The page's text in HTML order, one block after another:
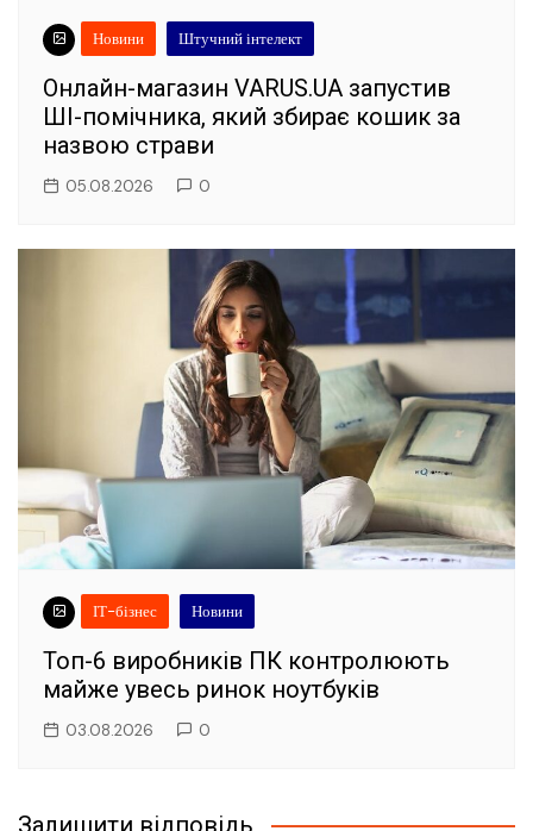
Новини Штучний інтелект
Онлайн-магазин VARUS.UA запустив
ШІ-помічника, який збирає кошик за
назвою страви
05.08.2026 0
ІТ-бізнес Новини
Топ-6 виробників ПК контролюють
майже увесь ринок ноутбуків
03.08.2026 0
Залишити відповідь